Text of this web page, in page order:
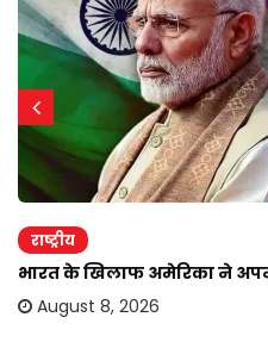
राष्ट्रीय
भारत के खिलाफ अमेरिका ने
August 8, 2026